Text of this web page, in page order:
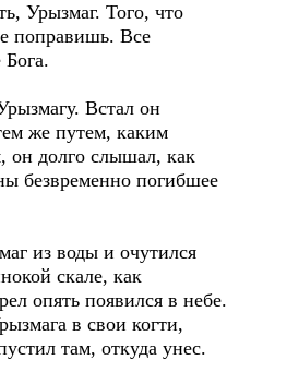
Урызмаг. Того, что
поправишь. Все
Встал он
же путем, каким
он долго слышал, как
безвременно погибшее
из воды и очутился
скале, как
опять появился в небе.
в свои когти,
там, откуда унес.